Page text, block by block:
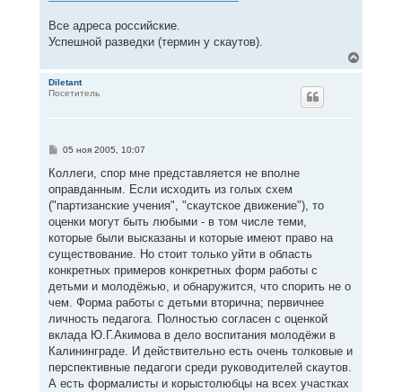
Все адреса российские.
Успешной разведки (термин у скаутов).
е
Diletant
Посетитель
С
о
щ
е
и
е
05 ноя 2005, 10:07
Коллеги, спор мне представляется не вполне
оправданным. Если исходить из голых схем
("партизанские учения", "скаутское движение"), то
оценки могут быть любыми - в том числе теми,
которые были высказаны и которые имеют право на
существование. Но стоит только уйти в область
конкретных примеров конкретных форм работы с
детьми и молодёжью, и обнаружится, что спорить не о
чем. Форма работы с детьми вторична; первичнее
личность педагога. Полностью согласен с оценкой
вклада Ю.Г.Акимова в дело воспитания молодёжи в
Калининграде. И действительно есть очень толковые и
перспективные педагоги среди руководителей скаутов.
А есть формалисты и корыстолюбцы на всех участках